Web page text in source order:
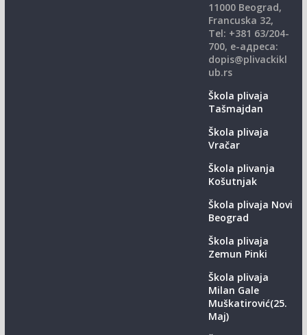
11000 Beograd,
Francuska 32,
Теl: +381 63/204-
700, е-адреса:
dopis@plivackikl
ub.rs
Škola plivaja
Tašmajdan
Škola plivaja
Vračar
Škola plivanja
Košutnjak
Škola plivaja Novi
Beograd
Škola plivaja
Zemun Pinki
Škola plivaja
Milan Gale
Muškatirović(25.
Maj)